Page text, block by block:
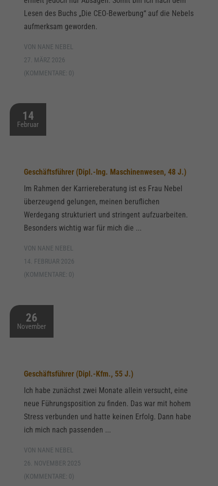
Lesen des Buchs „Die CEO-Bewerbung“ auf die Nebels
aufmerksam geworden.
VON NANE NEBEL
27. MÄRZ 2026
(KOMMENTARE: 0)
14
Februar
Geschäftsführer (Dipl.-Ing. Maschinenwesen, 48 J.)
Im Rahmen der Karriereberatung ist es Frau Nebel
überzeugend gelungen, meinen beruflichen
Werdegang strukturiert und stringent aufzuarbeiten.
Besonders wichtig war für mich die ...
VON NANE NEBEL
14. FEBRUAR 2026
(KOMMENTARE: 0)
26
November
Geschäftsführer (Dipl.-Kfm., 55 J.)
Ich habe zunächst zwei Monate allein versucht, eine
neue Führungsposition zu finden. Das war mit hohem
Stress verbunden und hatte keinen Erfolg. Dann habe
ich mich nach passenden ...
VON NANE NEBEL
26. NOVEMBER 2025
(KOMMENTARE: 0)